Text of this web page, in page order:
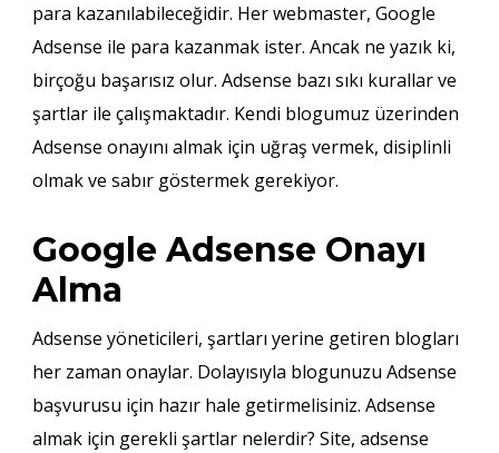
para kazanılabileceğidir. Her webmaster, Google
Adsense ile para kazanmak ister. Ancak ne yazık ki,
birçoğu başarısız olur. Adsense bazı sıkı kurallar ve
şartlar ile çalışmaktadır. Kendi blogumuz üzerinden
Adsense onayını almak için uğraş vermek, disiplinli
olmak ve sabır göstermek gerekiyor.
Google Adsense Onayı
Alma
Adsense yöneticileri, şartları yerine getiren blogları
her zaman onaylar. Dolayısıyla blogunuzu Adsense
başvurusu için hazır hale getirmelisiniz. Adsense
almak için gerekli şartlar nelerdir? Site, adsense